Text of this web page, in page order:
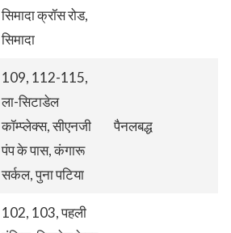
सिमादा क्रॉस रोड,
सिमादा
109, 112-115,
ला-सिटाडेल
कॉम्प्लेक्स, सीएनजी
पंप के पास, कंगारू
सर्कल, पुना पटिया
पैनलबद्ध
102, 103, पहली